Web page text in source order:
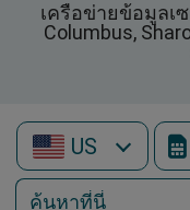
เครือข่ายข้อมูลเ
Columbus,
US